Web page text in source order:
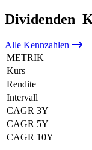
Dividenden
Alle Kennzahlen
METRIK
Kurs
Rendite
Intervall
CAGR 3Y
CAGR 5Y
CAGR 10Y